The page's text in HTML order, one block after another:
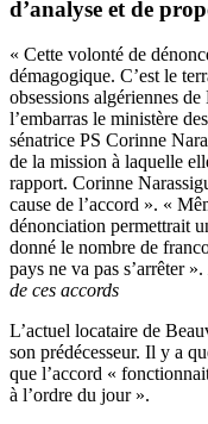
d’analyse et de
« Cette volonté de
démagogique. C’est le
obsessions algériennes
l’embarras le ministère
sénatrice PS Corinne
de la mission à laquelle
rapport. Corinne
cause de l’accord ». «
dénonciation permettrait
donné le nombre de
pays ne va pas s’arrêter ».
de ces accords
L’actuel locataire de
son prédécesseur. Il y a
que l’accord «
à l’ordre du jour ».